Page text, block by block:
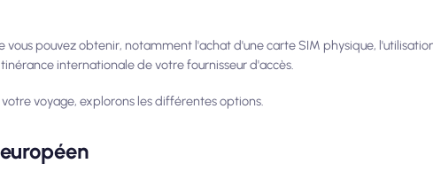
vous pouvez obtenir, notamment l'achat d'une carte SIM physique,
internationale de votre fournisseur d'accès.
voyage, explorons les différentes options.